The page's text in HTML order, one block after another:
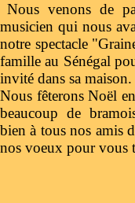
Nous venons de
musicien qui nous
notre spectacle
famille au Sénégal
invité dans sa maison.
Nous fêterons Noël
beaucoup de
bien à tous nos amis
nos voeux pour vous